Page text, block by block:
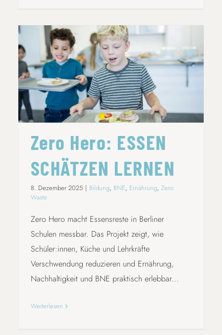
ZERO HERO: ESSEN SCHÄTZEN LERNEN
Zero Hero: ESSEN
SCHÄTZEN LERNEN
8. Dezember 2025 | Bildung, BNE, Ernährung, Zero
Waste
Zero Hero macht Essensreste in Berliner
Schulen messbar. Das Projekt zeigt, wie
Schüler:innen, Küche und Lehrkräfte
Verschwendung reduzieren und Ernährung,
Nachhaltigkeit und BNE praktisch erlebbar...
Weiterlesen